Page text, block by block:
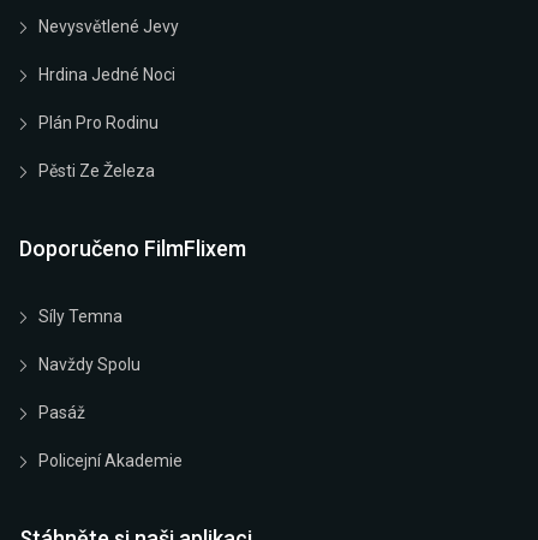
Nevysvětlené Jevy
Hrdina Jedné Noci
Plán Pro Rodinu
Pěsti Ze Železa
Doporučeno FilmFlixem
Síly Temna
Navždy Spolu
Pasáž
Policejní Akademie